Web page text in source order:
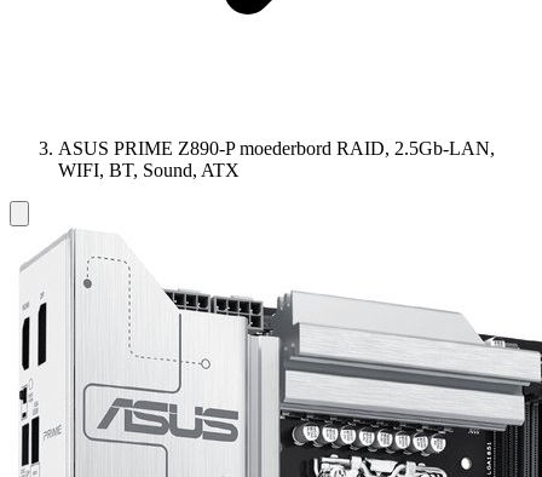
ASUS PRIME Z890-P moederbord RAID, 2.5Gb-LAN,
WIFI, BT, Sound, ATX